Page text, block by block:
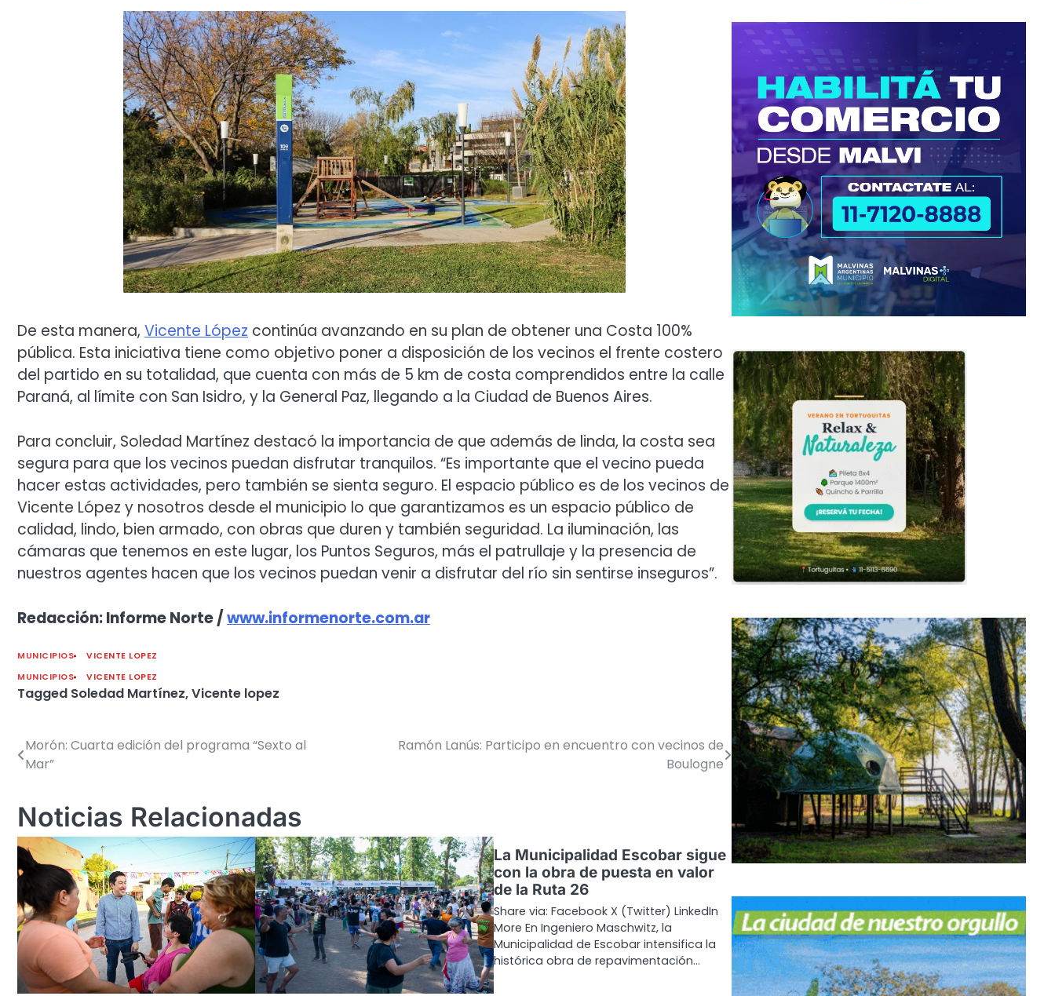
De esta manera, Vicente López continúa avanzando en su plan de obtener una Costa 100%
pública. Esta iniciativa tiene como objetivo poner a disposición de los vecinos el frente costero
del partido en su totalidad, que cuenta con más de 5 km de costa comprendidos entre la calle
Paraná, al límite con San Isidro, y la General Paz, llegando a la Ciudad de Buenos Aires.
Para concluir, Soledad Martínez destacó la importancia de que además de linda, la costa sea
segura para que los vecinos puedan disfrutar tranquilos. “Es importante que el vecino pueda
hacer estas actividades, pero también se sienta seguro. El espacio público es de los vecinos de
Vicente López y nosotros desde el municipio lo que garantizamos es un espacio público de
calidad, lindo, bien armado, con obras que duren y también seguridad. La iluminación, las
cámaras que tenemos en este lugar, los Puntos Seguros, más el patrullaje y la presencia de
nuestros agentes hacen que los vecinos puedan venir a disfrutar del río sin sentirse inseguros”.
Redacción: Informe Norte /www.informenorte.com.ar
MUNICIPIOS
VICENTE LOPEZ
MUNICIPIOS
VICENTE LOPEZ
Tagged Soledad Martínez,Vicente lopez
Navegación
entradas
Morón: Cuarta edición del programa “Sexto al
Mar”
Ramón Lanús: Participo en encuentro con vecinos de
Boulogne
Noticias Relacionadas
La Municipalidad Escobar sigue
con la obra de puesta en valor
de la Ruta 26
Share via: Facebook X (Twitter) LinkedIn
More En Ingeniero Maschwitz, la
Municipalidad de Escobar intensifica la
histórica obra de repavimentación…